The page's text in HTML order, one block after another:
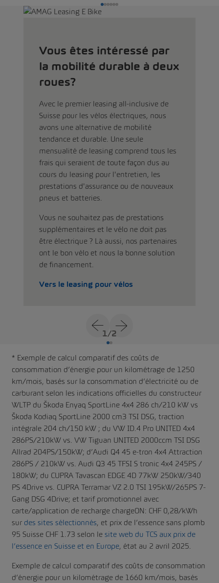
Vous êtes intéressé par
la mobilité durable à deux
roues?
Avec le premier leasing all-inclusive de
Suisse pour les vélos électriques, nous
avons une alternative de mobilité
tendance et durable. Une seule
mensualité de leasing comprend tous les
frais qui seraient de toute façon dus au
cours du leasing pour l'entretien, les
prestations d'assurance ou de nouveaux
pneus et batteries.
Vous ne souhaitez pas de prestations
supplémentaires et le vélo ne doit pas
être électrique ? Là aussi, nos partenaires
ont le bon vélo et nous la bonne solution
de financement.
Vers le leasing pour vélos
1/2
* Exemple de calcul comparatif des coûts de
consommation d’énergie pour un kilométrage de 1250
km/mois, basés sur la consommation d’électricité ou de
carburant selon les indications officielles du constructeur
WLTP du Škoda Enyaq SportLine 4x4 286 ch/210 kW vs
Škoda Kodiaq SportLine 2000 cm3 TSI DSG, traction
intégrale 204 ch/150 kW ; du VW ID.4 Pro UNITED 4x4
286PS/210kW vs. VW Tiguan UNITED 2000ccm TSI DSG
Allrad 204PS/150kW; d’Audi Q4 45 e-tron 4x4 Attraction
286PS / 210kW vs. Audi Q3 45 TFSI S tronic 4x4 245PS /
180kW; du CUPRA Tavascan EDGE 4D 77kW 250kW/340
PS 4Drive vs. CUPRA Terramar VZ 2.0 TSI 195kW/265PS 7-
Gang DSG 4Drive; et tarif promotionnel avec
carte/application de recharge chargeON: CHF 0,28/kWh
sur des sites sélectionnés, et prix de l’essence sans plomb
95 Suisse CHF 1.73 selon le site web du TCS aux prix de
l’essence en Suisse et en Europe, état au 2 avril 2025.
Exemple de calcul comparatif des coûts de consommation
d’énergie pour un kilométrage de 1660 km/mois, basés